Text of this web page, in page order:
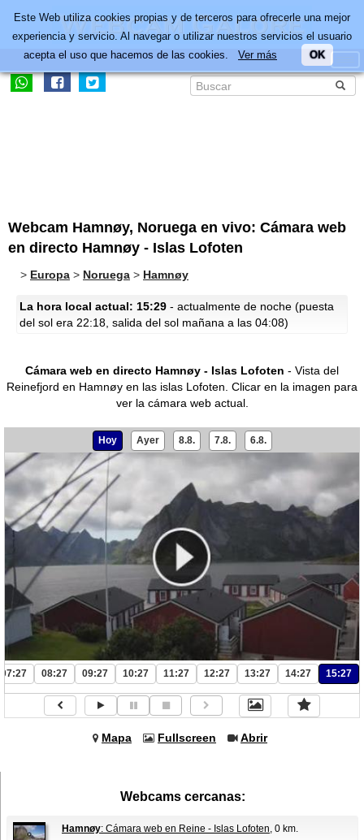
Webcam Hamnøy, Noruega en vivo: Cámara web
en directo Hamnøy - Islas Lofoten
> Europa > Noruega > Hamnøy
La hora local actual: 15:29 - actualmente de noche (puesta
del sol era 22:18, salida del sol mañana a las 04:08)
Cámara web en directo Hamnøy - Islas Lofoten - Vista del
Reinefjord en Hamnøy en las islas Lofoten. Clicar en la imagen para
ver la cámara web actual.
Hoy Ayer 8.8. 7.8. 6.8.
07:27 08:27 09:27 10:27 11:27 12:27 13:27 14:27 15:27
Mapa Fullscreen Abrir
Webcams cercanas:
Hamnøy: Cámara web en Reine - Islas Lofoten , 0 km.
Este Web utiliza cookies propias y de terceros para ofrecerle una mejor
experiencia y servicio. Al navegar o utilizar nuestros servicios el usuario
acepta el uso que hacemos de las cookies. Ver más OK